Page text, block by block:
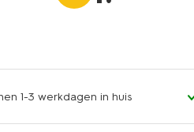
1-3 werkdagen in huis